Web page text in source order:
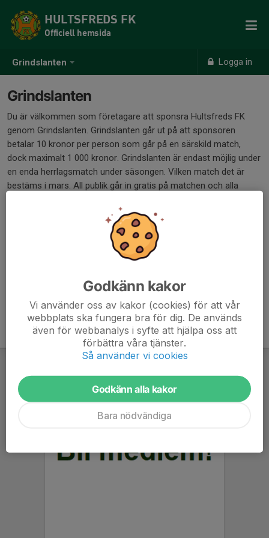
Grindslanten Logga in
HULTSFREDS FK
Officiell hemsida
Grindslanten
Du är välkommen som företagare att sponsra Hultsfreds FK
genom Grindslanten. Grindslanten går ut på att sponsoren
betalar 10 kronor per person som går på en särskild match,
dock maximalt 1 000 kronor. Grindslanten är endast möjlig under
en enda herrlagsmatch under säsongen. Vilken match det är
bestäms i mars. All publik går in gratis på matchen och alla
Är du intresserad av Grindslanten? Kontakta då kansliet via mejl
på info@hultsfredfk.nu eller via telefon på 0495-125 85.
Tack på förhand för ditt stöd!Godkänn kakor
Vi använder oss av kakor (cookies) för att vår
webbplats ska fungera bra för dig. De används
även för webbanalys i syfte att hjälpa oss att
förbättra våra tjänster.
Så använder vi cookies
Godkänn alla kakor
Bara nödvändiga